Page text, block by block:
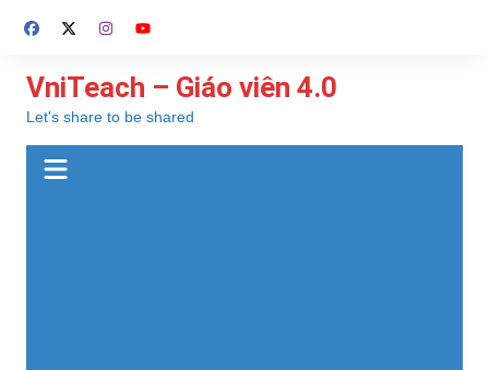
đến
dung
VniTeach – Giáo viên 4.0
Let's share to be shared